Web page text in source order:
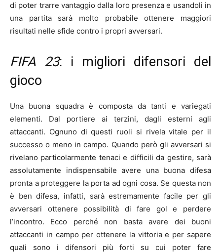
di poter trarre vantaggio dalla loro presenza e usandoli in
una partita sarà molto probabile ottenere maggiori
risultati nelle sfide contro i propri avversari.
FIFA 23: i migliori difensori del
gioco
Una buona squadra è composta da tanti e variegati
elementi. Dal portiere ai terzini, dagli esterni agli
attaccanti. Ognuno di questi ruoli si rivela vitale per il
successo o meno in campo. Quando però gli avversari si
rivelano particolarmente tenaci e difficili da gestire, sarà
assolutamente indispensabile avere una buona difesa
pronta a proteggere la porta ad ogni cosa. Se questa non
è ben difesa, infatti, sarà estremamente facile per gli
avversari ottenere possibilità di fare gol e perdere
l’incontro. Ecco perché non basta avere dei buoni
attaccanti in campo per ottenere la vittoria e per sapere
quali sono i difensori più forti su cui poter fare